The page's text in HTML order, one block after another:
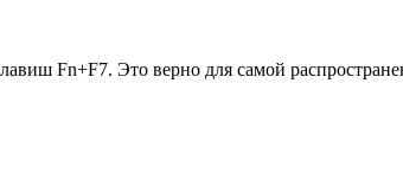
Fn+F7. Это верно для самой